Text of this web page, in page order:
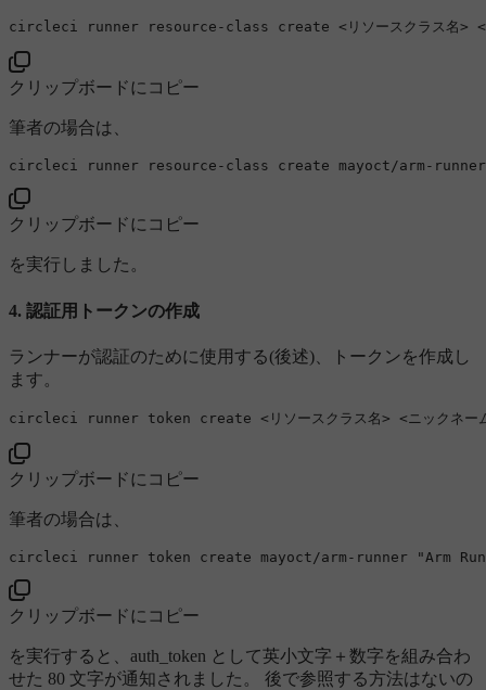
circleci runner resource- class create
クリップボードにコピー
筆者の場合は、
circleci runner resource-class create mayoct/arm-
クリップボードにコピー
を実行しました。
4. 認証用トークンの作成
ランナーが認証のために使用する(後述)、トークンを作成し
ます。
circleci runner token create < リソースクラス名> < ニックネー
クリップボードにコピー
筆者の場合は、
circleci runner token create mayoct/arm-runner "Arm
クリップボードにコピー
を実行すると、auth_token として英小文字＋数字を組み合わ
せた 80 文字が通知されました。 後で参照する方法はないの